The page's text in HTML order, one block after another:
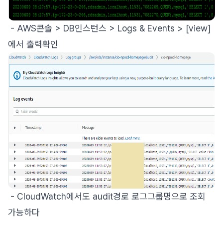
- AWS콘솔 > DB인스턴스 > Logs & Events > [view]
에서 출력확인
- CloudWatch에서도 audit경로 로그그룹명으로 조회
가능하다